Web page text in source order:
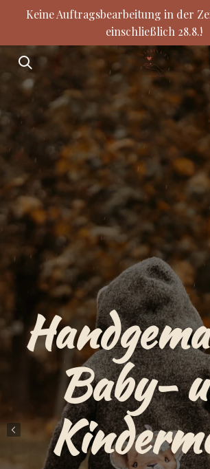
Zum
springen
Keine Auftragsbearbeitung in der
einschließlich 28.8.!
Baby-